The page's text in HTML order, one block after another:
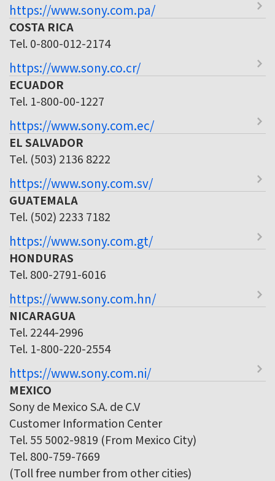
https://www.sony.com.pa/
COSTA RICA
Tel. 0-800-012-2174
https://www.sony.co.cr/
ECUADOR
Tel. 1-800-00-1227
https://www.sony.com.ec/
EL SALVADOR
Tel. (503) 2136 8222
https://www.sony.com.sv/
GUATEMALA
Tel. (502) 2233 7182
https://www.sony.com.gt/
HONDURAS
Tel. 800-2791-6016
https://www.sony.com.hn/
NICARAGUA
Tel. 2244-2996
Tel. 1-800-220-2554
https://www.sony.com.ni/
MEXICO
Sony de Mexico S.A. de C.V
Customer Information Center
Tel. 55 5002-9819 (From Mexico City)
Tel. 800-759-7669
(Toll free number from other cities)